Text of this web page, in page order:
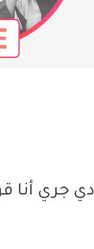
جري أنا